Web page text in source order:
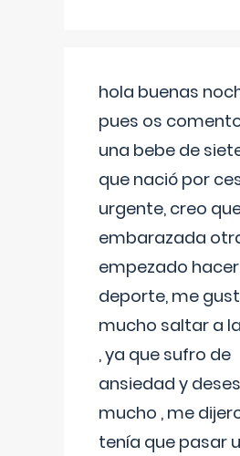
hola buenas
pues os
una bebe de
que nació por
urgente, creo
embarazada
empezado hacer
deporte, me
mucho saltar a
, ya que sufro de
ansiedad y
mucho , me
tenía que pasar